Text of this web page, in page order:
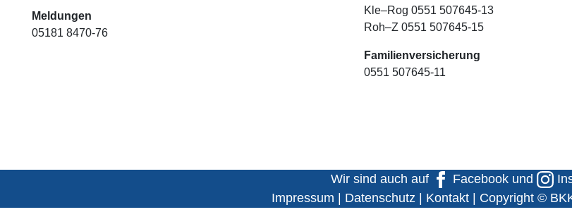
Meldungen
05181 8470-76
Kle–Rog 0551 507645-13
Roh–Z 0551 507645-15
Familienversicherung
0551 507645-11
Wir sind auch auf Facebook und
Impressum
Datenschutz| Kontakt| Copyright ©